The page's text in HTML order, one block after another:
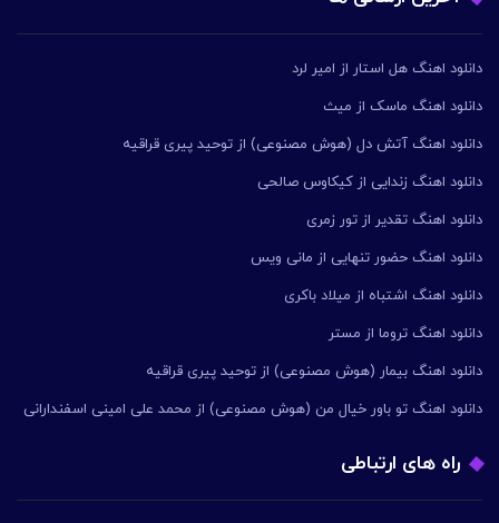
دانلود اهنگ هل استار از امیر لرد
دانلود اهنگ ماسک از میث
دانلود اهنگ آتش دل (هوش مصنوعی) از توحید پیری قراقیه
دانلود اهنگ زندایی از کیکاوس صالحی
دانلود اهنگ تقدیر از تور زمری
دانلود اهنگ حضور تنهایی از مانی ویس
دانلود اهنگ اشتباه از میلاد باکری
دانلود اهنگ تروما از مستر
دانلود اهنگ بیمار (هوش مصنوعی) از توحید پیری قراقیه
دانلود اهنگ تو باور خیال من (هوش مصنوعی) از محمد علی امینی اسفندارانی
راه های ارتباطی